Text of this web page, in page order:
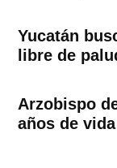
Yucatán
libre de
Arzobispo
años de